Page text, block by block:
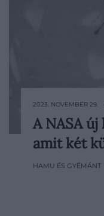
A jövőbeli
tesztelik: a
rotorlapátjait
2023. NOVEMBER 29.
A NASA
amit két
HAMU ÉS GYÉMÁNT